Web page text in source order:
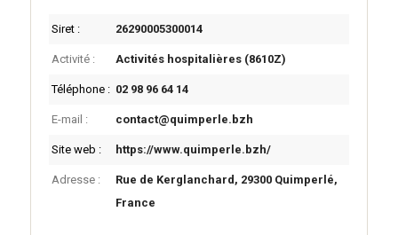
Siret : 26290005300014
Activité : Activités hospitalières (8610Z)
Téléphone : 02 98 96 64 14
E-mail : contact@quimperle.bzh
Site web : https://www.quimperle.bzh/
Adresse :
Rue de Kerglanchard, 29300 Quimperlé,
France